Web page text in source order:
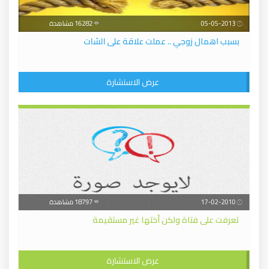
بسبب اهمال زوجي .. عملت علاقة على الشات
عرض الاستشارة
تعرفت على فتاة ولكن أختها غير مستقيمة
عرض الاستشارة